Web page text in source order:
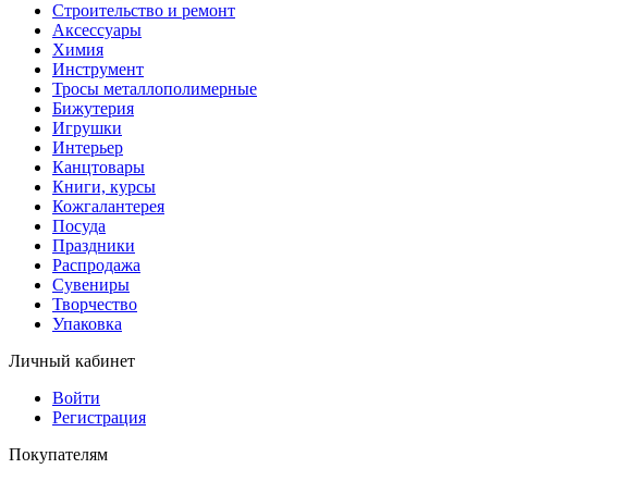
Строительство и ремонт
Аксессуары
Химия
Инструмент
Тросы металлополимерные
Бижутерия
Игрушки
Интерьер
Канцтовары
Книги, курсы
Кожгалантерея
Посуда
Праздники
Распродажа
Сувениры
Творчество
Упаковка
Личный кабинет
Войти
Регистрация
Покупателям